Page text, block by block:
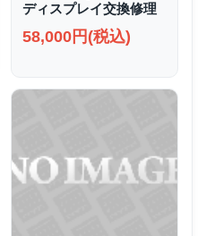
ディスプレイ交換修理
58,000円(税込)